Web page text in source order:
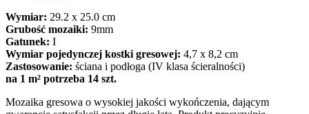
Wymiar: 29.2 x 25.0 cm
Grubość mozaiki: 9mm
Gatunek: I
Wymiar pojedynczej kostki gresowej: 4,7 x 8,2 cm
Zastosowanie: ściana i podłoga (IV klasa ścieralności)
na 1 m² potrzeba 14 szt.
Mozaika gresowa o wysokiej jakości wykończenia, dającym